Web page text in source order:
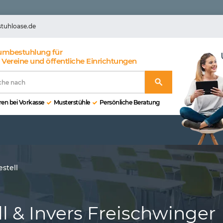
für
und öffentliche Einrichtungen
bei Vorkasse Musterstühle Persönliche Beratung
& Invers Freischwinger